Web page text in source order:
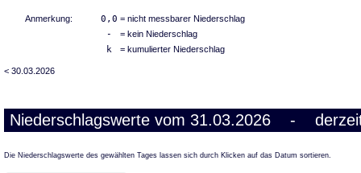
Anmerkung: 0,0 = nicht messbarer Niederschlag
- = kein Niederschlag
k = kumulierter Niederschlag
< 30.03.2026
Niederschlagswerte vom 31.03.2026 -
Die Niederschlagswerte des gewählten Tages lassen sich durch Klicken auf das Datum sortieren.